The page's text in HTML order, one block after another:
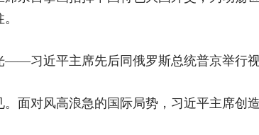
习近平主席先后同俄罗斯总统普京举行
面对风高浪急的国际局势，习近平主席创